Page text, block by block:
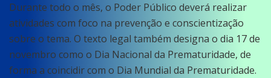
Durante todo o mês, o Poder Público deverá realizar
atividades com foco na prevenção e conscientização
sobre o tema. O texto legal também designa o dia 17 de
novembro como o Dia Nacional da Prematuridade, de
forma a coincidir com o Dia Mundial da Prematuridade.